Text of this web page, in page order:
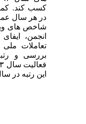
کسب کند.
در هر سال
شاخص های
انجمن،
تعاملات ملی
بررسی و
این رتبه در سال ۹۴ مجددا به B ارتقا یافت.